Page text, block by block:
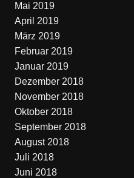
Mai 2019
April 2019
März 2019
Februar 2019
Januar 2019
Dezember 2018
November 2018
Oktober 2018
September 2018
August 2018
Juli 2018
Juni 2018